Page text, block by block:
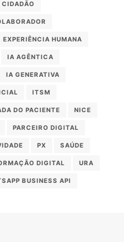
CIDADÃO
EXPERIÊNCIA HUMANA
IA AGÊNTICA
IA GENERATIVA
ITSM
DO PACIENTE NICE
PARCEIRO DIGITAL
PX SAÚDE
DIGITAL URA
BUSINESS API